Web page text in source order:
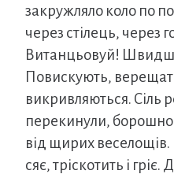
закружляло коло по
через стілець, через
Витанцьовуй!
Повискують,
викривляються. Сіль
перекинули,
від щирих веселощів.
сяє, тріскотить і